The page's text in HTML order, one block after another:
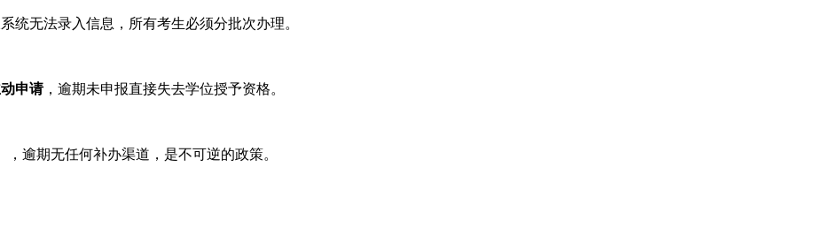
统无法录入信息，所有考生必须分批次办理。
申请，逾期未申报直接失去学位授予资格。
逾期无任何补办渠道，是不可逆的政策。